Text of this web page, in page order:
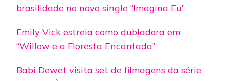
brasilidade no novo single “Imagina Eu”
Emily Vick estreia como dubladora em
“Willow e a Floresta Encantada”
Babi Dewet visita set de filmagens da série